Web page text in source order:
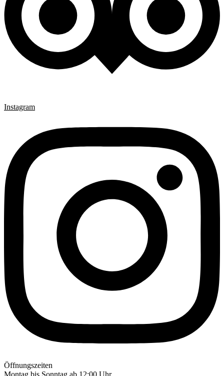
Instagram
Öffnungszeiten
Montag bis Sonntag ab 12:00 Uhr